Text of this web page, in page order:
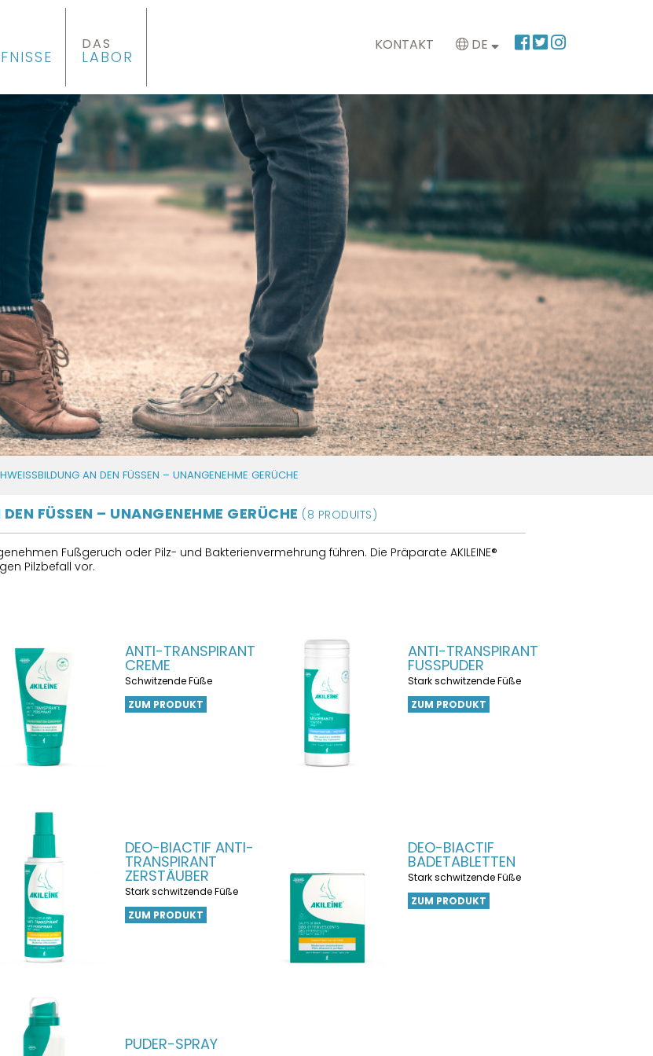
DAS
LABOR
KONTAKT DE
AN DEN FÜSSEN – UNANGENEHME GERÜCHE
FÜSSEN – UNANGENEHME GERÜCHE (8 PRODUITS)
Fußgeruch oder Pilz- und Bakterienvermehrung führen. Die Präparate AKILEINE®
Pilzbefall vor.
ANTI-TRANSPIRANT
CREME
Schwitzende Füße
ZUM PRODUKT
ANTI-TRANSPIRANT
FUSSPUDER
Stark schwitzende Füße
ZUM PRODUKT
DEO-BIACTIF ANTI-
TRANSPIRANT
ZERSTÄUBER
Stark schwitzende Füße
ZUM PRODUKT
DEO-BIACTIF
BADETABLETTEN
Stark schwitzende Füße
ZUM PRODUKT
PUDER-SPRAY